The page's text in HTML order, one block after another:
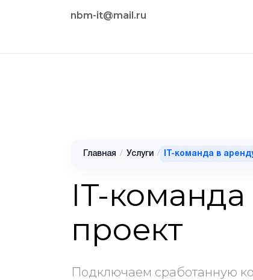
nbm-it@mail.ru
Главная / Услуги / IT-команда в
IT-
проект
Подключаем сработанную